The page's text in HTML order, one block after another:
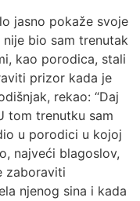
jasno pokaže svoje
bio sam trenutak
kao porodica, stali
prizor kada je
rekao: “Daj
tom trenutku sam
u porodici u kojoj
najveći blagoslov,
zaboraviti
njenog sina i kada